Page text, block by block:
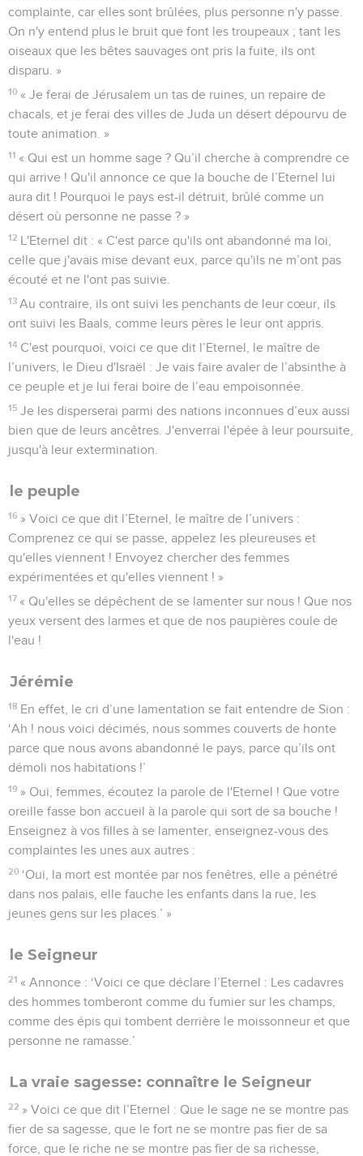
complainte, car elles sont brûlées, plus personne n'y passe.
On n'y entend plus le bruit que font les troupeaux ; tant les
oiseaux que les bêtes sauvages ont pris la fuite, ils ont
disparu. »
10 « Je ferai de Jérusalem un tas de ruines, un repaire de
chacals, et je ferai des villes de Juda un désert dépourvu de
toute animation. »
11 « Qui est un homme sage ? Qu’il cherche à comprendre ce
qui arrive ! Qu'il annonce ce que la bouche de l’Eternel lui
aura dit ! Pourquoi le pays est-il détruit, brûlé comme un
désert où personne ne passe ? »
12 L'Eternel dit : « C'est parce qu'ils ont abandonné ma loi,
celle que j'avais mise devant eux, parce qu'ils ne m’ont pas
écouté et ne l'ont pas suivie.
13 Au contraire, ils ont suivi les penchants de leur cœur, ils
ont suivi les Baals, comme leurs pères le leur ont appris.
14 C'est pourquoi, voici ce que dit l’Eternel, le maître de
l’univers, le Dieu d'Israël : Je vais faire avaler de l’absinthe à
ce peuple et je lui ferai boire de l’eau empoisonnée.
15 Je les disperserai parmi des nations inconnues d’eux aussi
bien que de leurs ancêtres. J'enverrai l'épée à leur poursuite,
jusqu'à leur extermination.
le peuple
16 » Voici ce que dit l’Eternel, le maître de l’univers :
Comprenez ce qui se passe, appelez les pleureuses et
qu'elles viennent ! Envoyez chercher des femmes
expérimentées et qu'elles viennent ! »
17 « Qu'elles se dépêchent de se lamenter sur nous ! Que nos
yeux versent des larmes et que de nos paupières coule de
l'eau !
Jérémie
18 En effet, le cri d’une lamentation se fait entendre de Sion :
‘Ah ! nous voici décimés, nous sommes couverts de honte
parce que nous avons abandonné le pays, parce qu’ils ont
démoli nos habitations !’
19 » Oui, femmes, écoutez la parole de l'Eternel ! Que votre
oreille fasse bon accueil à la parole qui sort de sa bouche !
Enseignez à vos filles à se lamenter, enseignez-vous des
complaintes les unes aux autres :
20 ‘Oui, la mort est montée par nos fenêtres, elle a pénétré
dans nos palais, elle fauche les enfants dans la rue, les
jeunes gens sur les places.’ »
le Seigneur
21 « Annonce : ‘Voici ce que déclare l’Eternel : Les cadavres
des hommes tomberont comme du fumier sur les champs,
comme des épis qui tombent derrière le moissonneur et que
personne ne ramasse.’
La vraie sagesse: connaître le Seigneur
22 » Voici ce que dit l’Eternel : Que le sage ne se montre pas
fier de sa sagesse, que le fort ne se montre pas fier de sa
force, que le riche ne se montre pas fier de sa richesse,